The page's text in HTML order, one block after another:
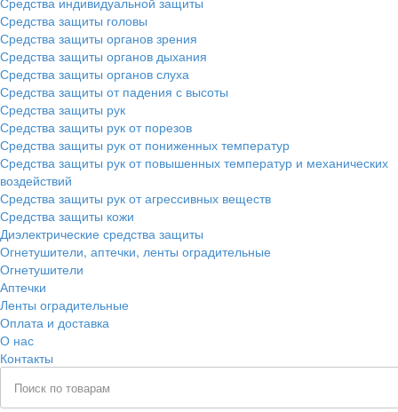
Средства защиты головы
Средства защиты органов зрения
Средства защиты органов дыхания
Средства защиты органов слуха
Средства защиты от падения с высоты
Средства защиты рук
Средства защиты рук от порезов
Средства защиты рук от пониженных температур
Средства защиты рук от повышенных температур и механических
воздействий
Средства защиты рук от агрессивных веществ
Средства защиты кожи
Диэлектрические средства защиты
Огнетушители, аптечки, ленты оградительные
Огнетушители
Аптечки
Ленты оградительные
Оплата и доставка
О нас
Контакты